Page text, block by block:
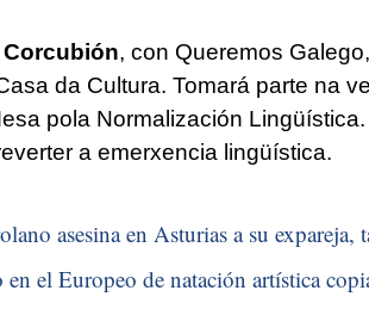
Corcubión, con Queremos
da Cultura. Tomará parte na
pola Normalización
a emerxencia lingüística.
asesina en Asturias a su expareja,
en el Europeo de natación artística